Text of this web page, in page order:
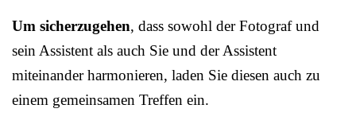
Um sicherzugehen, dass sowohl der Fotograf und
sein Assistent als auch Sie und der Assistent
miteinander harmonieren, laden Sie diesen auch zu
einem gemeinsamen Treffen ein.